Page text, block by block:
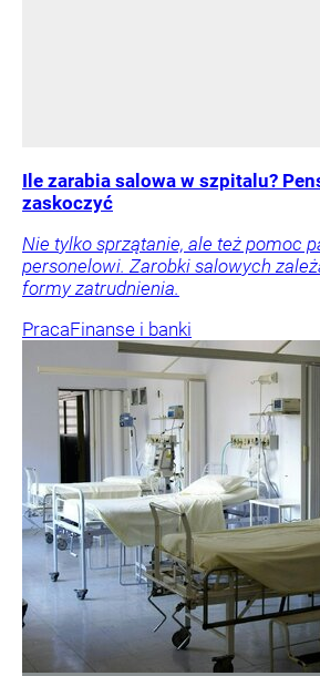
Ile zarabia salowa w szpitalu?
zaskoczyć
Nie tylko sprzątanie, ale też pomoc
personelowi. Zarobki salowych
formy zatrudnienia.
PracaFinanse i banki